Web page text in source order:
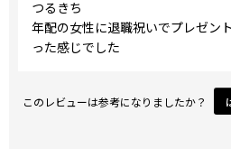
つるきち
年配の女性に退職祝いでプレゼン
った感じでした
このレビューは参考になりましたか？